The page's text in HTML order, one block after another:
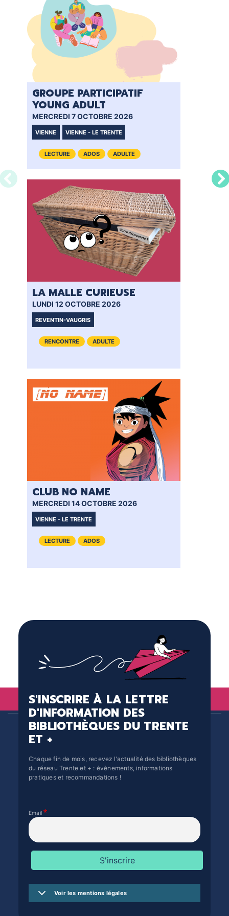
GROUPE PARTICIPATIF
YOUNG ADULT
MERCREDI 7 OCTOBRE 2026
VIENNE VIENNE - LE TRENTE
LECTURE ADOS ADULTE
LA MALLE CURIEUSE
LUNDI 12 OCTOBRE 2026
REVENTIN-VAUGRIS
RENCONTRE ADULTE
CLUB NO NAME
MERCREDI 14 OCTOBRE 2026
VIENNE - LE TRENTE
LECTURE ADOS
S'INSCRIRE À LA LETTRE
D'INFORMATION DES
BIBLIOTHÈQUES DU TRENTE
ET +
Chaque fin de mois, recevez l'actualité des bibliothèques
du réseau Trente et + : évènements, informations
pratiques et recommandations !
Email
Voir les mentions légales